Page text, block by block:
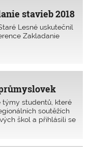
podmínkách. Pěkné
stavieb 2018
Lesné uskutečnil
Zakladanie
týmy studentů, které
soutěžích
škol a přihlásili se